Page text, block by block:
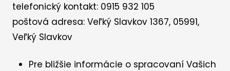
telefonický kontakt: 0915 932 105
poštová adresa: Veľký Slavkov 1367, 05991,
Veľký Slavkov
Pre bližšie informácie o spracovaní Vašich